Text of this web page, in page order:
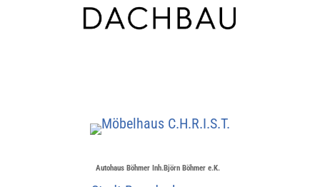
Autohaus Böhmer Inh.Björn Böhmer e.K.